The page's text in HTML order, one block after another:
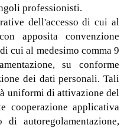
professionisti.
dell'accesso di cui al
apposita convenzione
cui al medesimo comma 9
su conforme
dei dati personali. Tali
uniformi di attivazione del
cooperazione applicativa
autoregolamentazione,